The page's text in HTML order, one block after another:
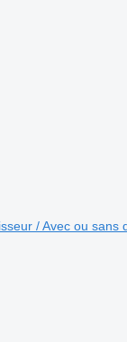
/ Avec ou